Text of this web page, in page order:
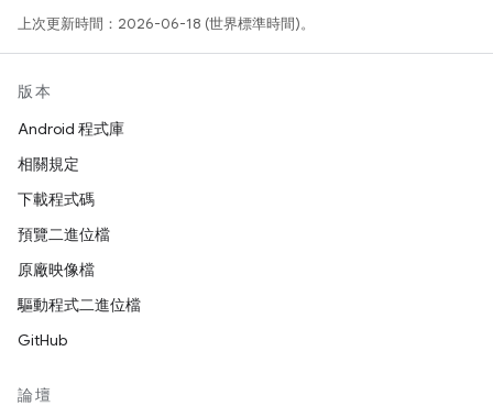
上次更新時間：2026-06-18 (世界標準時間)。
版本
Android 程式庫
相關規定
下載程式碼
預覽二進位檔
原廠映像檔
驅動程式二進位檔
GitHub
論壇